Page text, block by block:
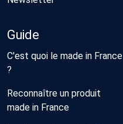
Guide
C'est quoi le made in France
?
Reconnaître un produit
made in France